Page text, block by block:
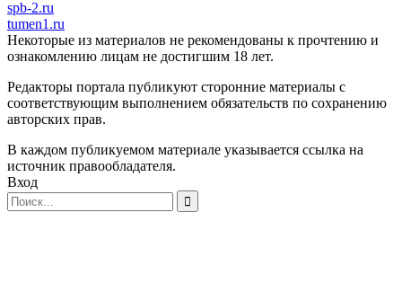
spb-2.ru
tumen1.ru
Некоторые из материалов не рекомендованы к прочтению и
ознакомлению лицам не достигшим 18 лет.
Редакторы портала публикуют сторонние материалы с
соответствующим выполнением обязательств по сохранению
авторских прав.
В каждом публикуемом материале указывается ссылка на
источник правообладателя.
Вход